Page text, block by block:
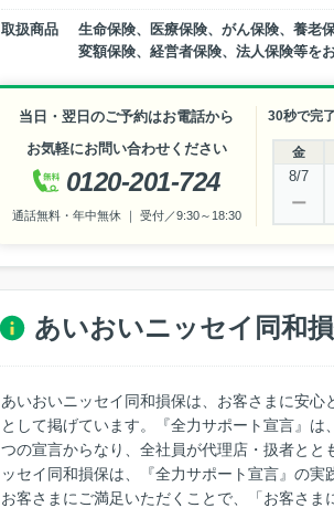
取扱商品
生命保険、医療保険、がん保険、養老
変額保険、経営者保険、法人保険等を
当日・翌日のご予約はお電話から
お気軽にお問い合わせください
0120-201-724
通話無料・年中無休 ｜ 受付／9:30～18:30
30秒で完
金
8/7
ー
あいおいニッセイ同和
あいおいニッセイ同和損保は、お客さまに安
として掲げています。『全力サポート宣言』
つの宣言からなり、全社員が代理店・扱者と
ッセイ同和損保は、『全力サポート宣言』の
お客さまにご満足いただくことで、「お客さま